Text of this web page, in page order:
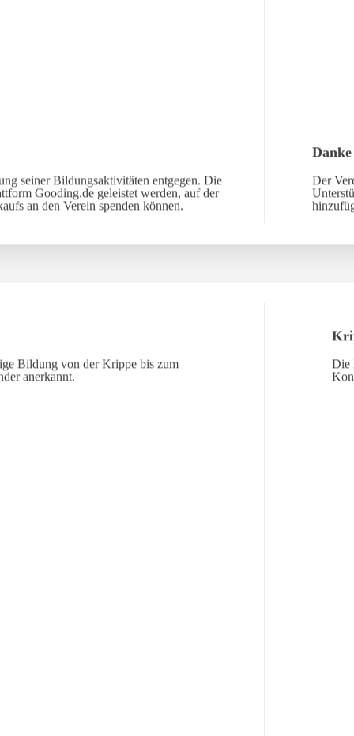
seiner Bildungsaktivitäten entgegen. Die
Gooding.de geleistet werden, auf der
an den Verein spenden können.
Danke
Der
Bildung von der Krippe bis zum
anerkannt.
Die